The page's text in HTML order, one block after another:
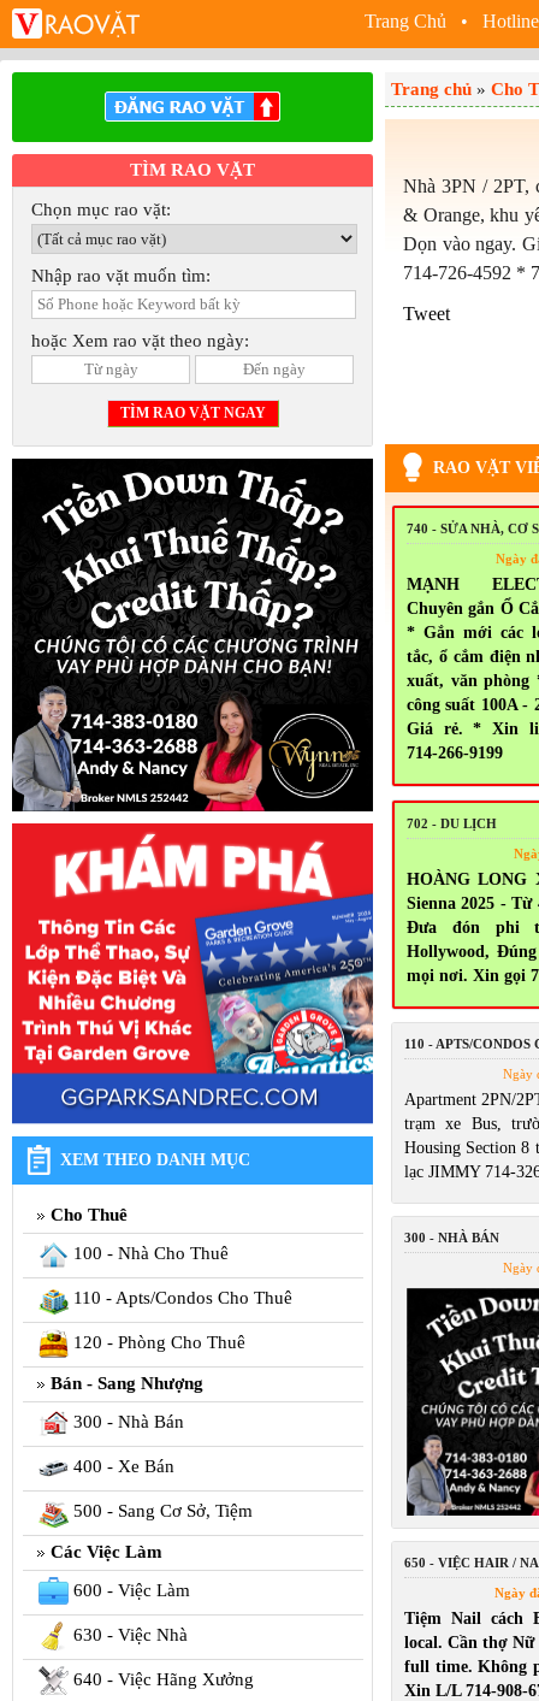
Trang Chủ •
TÌM RAO VẶT
Chọn mục rao vặt:
Nhập rao vặt muốn tìm:
hoặc Xem rao vặt theo ngày:
XEM THEO DANH MỤC
Cho Thuê
100 - Nhà Cho Thuê
110 - Apts/Condos Cho Thuê
120 - Phòng Cho Thuê
Bán - Sang Nhượng
300 - Nhà Bán
400 - Xe Bán
500 - Sang Cơ Sở, Tiệm
Các Việc Làm
600 - Việc Làm
630 - Việc Nhà
640 - Việc Hãng Xưởng
Trang chủ » Cho
Nhà 3PN / 2PT,
& Orange, khu
Dọn vào ngay.
714-726-4592 *
Tweet
RAO VẶT
740 - SỬA NHÀ, CƠ
Ngày
MẠNH
Chuyên gắn Ổ
* Gắn mới các
tắc, ổ cắm điện
xuất, văn phòng
công suất 100A -
Giá rẻ. * Xin
714-266-9199
702 - DU LỊCH
HOÀNG LONG
Sienna 2025 -
Đưa đón phi
Hollywood,
mọi nơi. Xin gọi
110 - APTS/CONDOS
Ngày
Apartment 2PN/
trạm xe Bus,
Housing Section
lạc JIMMY 714-
300 - NHÀ BÁN
Ngày
650 - VIỆC HAIR /
Ngày
Tiệm Nail cách
local. Cần thợ Nữ
full time. Không
Xin L/L 714-908-